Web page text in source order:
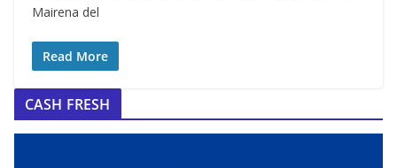
Mairena del
Read More
CASH FRESH